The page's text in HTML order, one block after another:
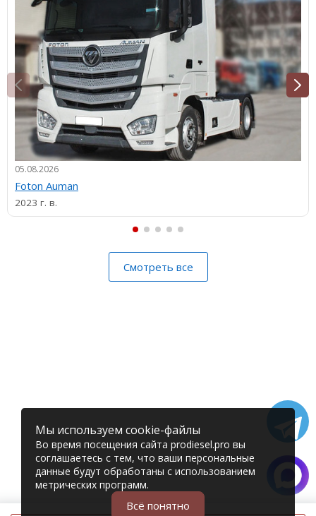
05.08.2026
Foton Auman
2023 г. в.
Смотреть все
Мы используем cookie-файлы
Во время посещения сайта prodiesel.pro вы
соглашаетесь с тем, что ваши персональные
данные будут обработаны с использованием
метрических программ.
Всё понятно